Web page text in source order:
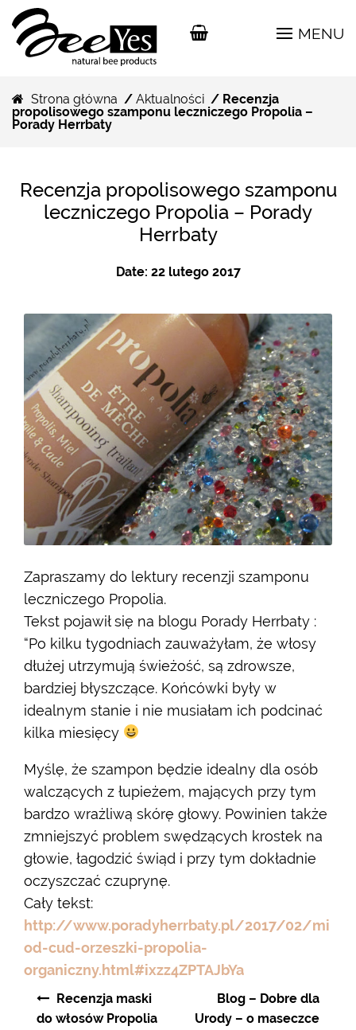
MENU
Strona główna / Aktualności/ Recenzja
propolisowego szamponu leczniczego Propolia –
Porady Herrbaty
Recenzja propolisowego szamponu
leczniczego Propolia – Porady
Herrbaty
Date: 22 lutego 2017
Zapraszamy do lektury recenzji szamponu
leczniczego Propolia.
Tekst pojawił się na blogu Porady Herrbaty :
“Po kilku tygodniach zauważyłam, że włosy
dłużej utrzymują świeżość, są zdrowsze,
bardziej błyszczące. Końcówki były w
idealnym stanie i nie musiałam ich podcinać
kilka miesięcy
Myślę, że szampon będzie idealny dla osób
walczących z łupieżem, mających przy tym
bardzo wrażliwą skórę głowy. Powinien także
zmniejszyć problem swędzących krostek na
głowie, łagodzić świąd i przy tym dokładnie
oczyszczać czuprynę.
Cały tekst:
http://www.poradyherrbaty.pl/2017/02/mi
od-cud-orzeszki-propolia-
organiczny.html#ixzz4ZPTAJbYa
Nawigacja
wpisu
Recenzja maski
do włosów Propolia
Blog – Dobre dla
Urody – o maseczce